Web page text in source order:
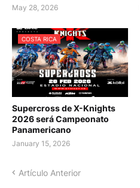
May 28, 2026
COSTA RICA
Supercross de X-Knights
2026 será Campeonato
Panamericano
January 15, 2026
Artículo Anterior